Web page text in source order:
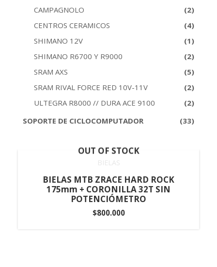
CAMPAGNOLO
(2)
CENTROS CERAMICOS
(4)
SHIMANO 12V
(1)
SHIMANO R6700 Y R9000
(2)
SRAM AXS
(5)
SRAM RIVAL FORCE RED 10V-11V
(2)
ULTEGRA R8000 // DURA ACE 9100
(2)
SOPORTE DE CICLOCOMPUTADOR
(33)
OUT OF STOCK
BIELAS
BIELAS MTB ZRACE HARD ROCK
175mm + CORONILLA 32T SIN
POTENCIÓMETRO
$800.000